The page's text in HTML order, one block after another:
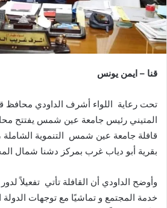
قنا – ايمن يونس
تحت رعاية اللواء أشرف الداودي محافظ
المتيني رئيس جامعة عين شمس يفتتح
قافلة جامعة عين شمس التنموية الشاملة
بقرية أبو دياب غرب بمركز دشنا شمال
وأوضح الداودي أن القافلة تأتي
خدمة المجتمع و تماشيًا مع توجهات